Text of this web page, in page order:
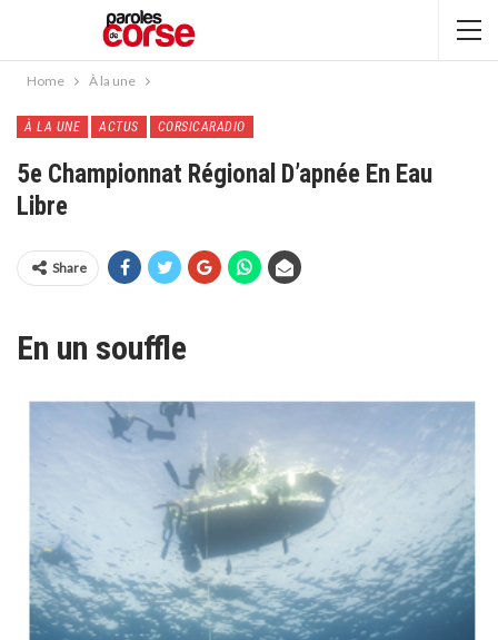
Home À la une
À LA UNE ACTUS CORSICARADIO
5e Championnat Régional D’apnée En Eau
Libre
Share
En un souffle